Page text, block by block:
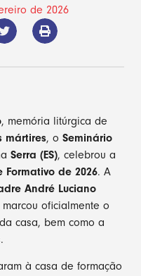
de 2026
, memória litúrgica de
mártires, o Seminário
Serra (ES), celebrou a
Formativo de 2026. A
André Luciano
oficialmente o
casa, bem como a
à casa de formação